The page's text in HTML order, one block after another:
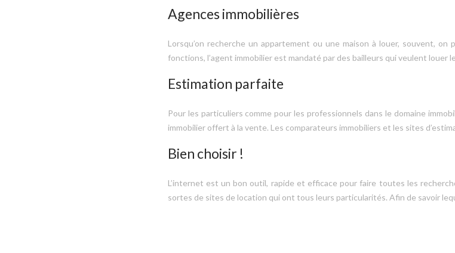
Agences immobilières
Lorsqu’on recherche un appartement ou une maison à louer, souvent,
fonctions, l’agent immobilier est mandaté par des bailleurs qui veulent
Estimation parfaite
Pour les particuliers comme pour les professionnels dans le domaine
immobilier offert à la vente. Les comparateurs immobiliers et les sites
Bien choisir !
L’internet est un bon outil, rapide et efficace pour faire toutes les
sortes de sites de location qui ont tous leurs particularités. Afin de savoir